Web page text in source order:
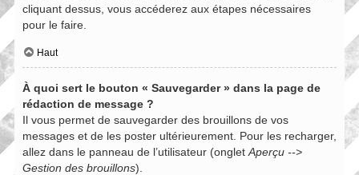
cliquant dessus, vous accéderez aux étapes nécessaires
pour le faire.
Haut
À quoi sert le bouton « Sauvegarder » dans la page de
rédaction de message ?
Il vous permet de sauvegarder des brouillons de vos
messages et de les poster ultérieurement. Pour les recharger,
allez dans le panneau de l’utilisateur (ongletAperçu -->
Gestion des brouillons).